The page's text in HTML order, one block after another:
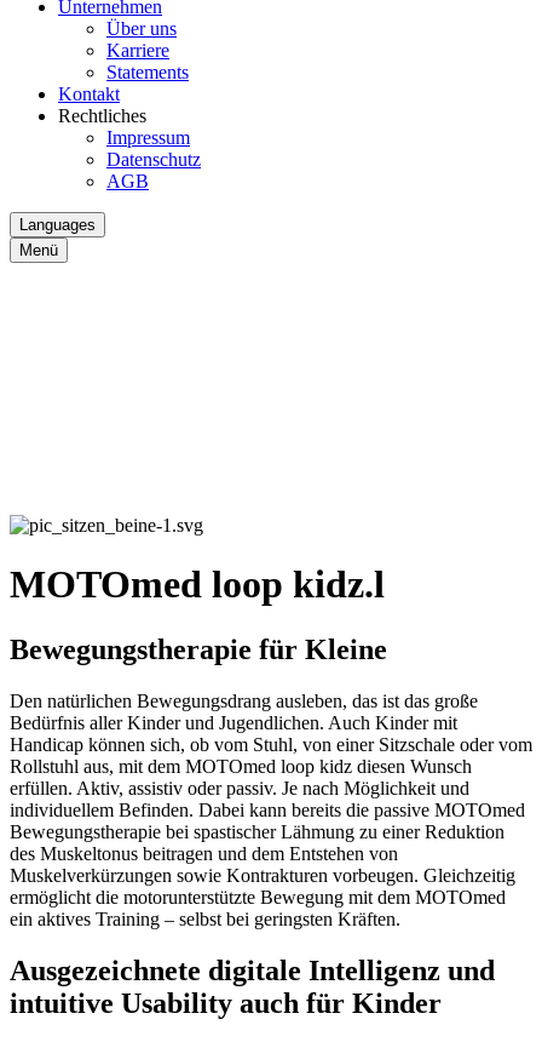
Unternehmen
Über uns
Karriere
Statements
Kontakt
Rechtliches
Impressum
Datenschutz
AGB
Languages
Menü
MOTOmed loop kidz.l
Bewegungstherapie für Kleine
Den natürlichen Bewegungsdrang ausleben, das ist das große
Bedürfnis aller Kinder und Jugendlichen. Auch Kinder mit
Handicap können sich, ob vom Stuhl, von einer Sitzschale oder vom
Rollstuhl aus, mit dem MOTOmed loop kidz diesen Wunsch
erfüllen. Aktiv, assistiv oder passiv. Je nach Möglichkeit und
individuellem Befinden. Dabei kann bereits die passive MOTOmed
Bewegungstherapie bei spastischer Lähmung zu einer Reduktion
des Muskeltonus beitragen und dem Entstehen von
Muskelverkürzungen sowie Kontrakturen vorbeugen. Gleichzeitig
ermöglicht die motorunterstützte Bewegung mit dem MOTOmed
ein aktives Training – selbst bei geringsten Kräften.
Ausgezeichnete digitale Intelligenz und
intuitive Usability auch für Kinder